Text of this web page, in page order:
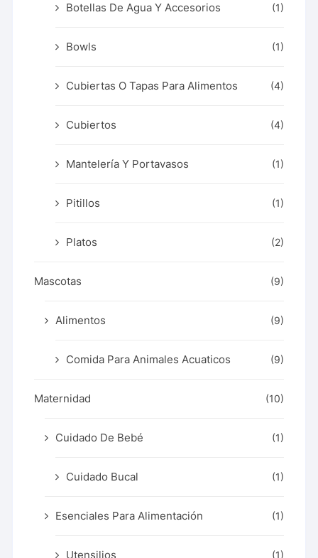
Botellas De Agua Y Accesorios (1)
Bowls (1)
Cubiertas O Tapas Para Alimentos (4)
Cubiertos (4)
Mantelería Y Portavasos (1)
Pitillos (1)
Platos (2)
Mascotas (9)
Alimentos (9)
Comida Para Animales Acuaticos (9)
Maternidad (10)
Cuidado De Bebé (1)
Cuidado Bucal (1)
Esenciales Para Alimentación (1)
Utensilios (1)